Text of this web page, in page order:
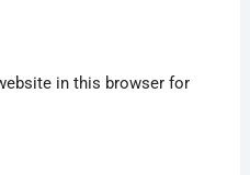
in this browser for